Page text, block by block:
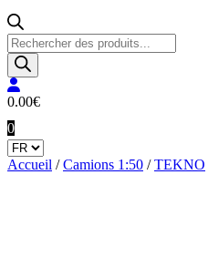
Recherche
de
produits
0.00€
0
Accueil /Camions 1:50 /TEKNO